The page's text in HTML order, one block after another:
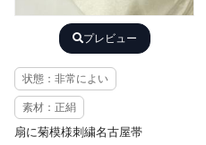
プレビュー
状態：非常によい
素材：正絹
扇に菊模様刺繍名古屋帯